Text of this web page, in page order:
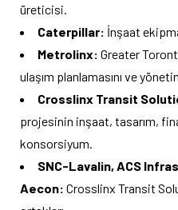
üreticisi.
Caterpillar: İnşaat
Metrolinx: Greater
ulaşım planlamasını ve
Crosslinx Transit
projesinin inşaat, tasarım,
konsorsiyum.
SNC-Lavalin, ACS
Aecon: Crosslinx Transit